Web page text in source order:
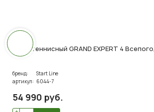
Стол теннисный GRAND EXPERT 4
бренд:
Start Line
артикул: 6044-7
54 990 руб.